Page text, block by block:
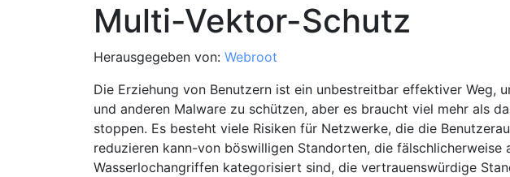
Multi-Vektor-Schutz
Herausgegeben von: Webroot
Die Erziehung von Benutzern ist ein unbestreitbar effektiver Weg,
und anderen Malware zu schützen, aber es braucht viel mehr als
stoppen. Es besteht viele Risiken für Netzwerke, die die
reduzieren kann-von böswilligen Standorten, die fälschlicherweise
Wasserlochangriffen kategorisiert sind, die vertrauenswürdige